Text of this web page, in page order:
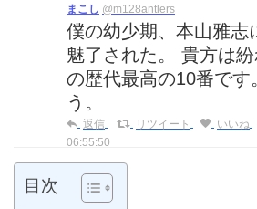
まこし @m128antlers
僕の幼少期、本山雅志
魅了された。 貴方は
の歴代最高の10番です
う。
返信 リツイート いいね
06:55:50
目次